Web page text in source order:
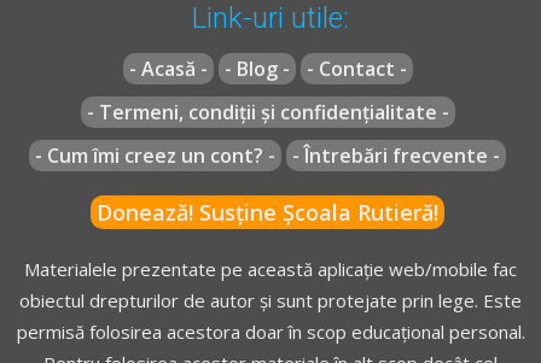
Link-uri utile:
- Acasă - - Blog -
- Contact -
- Termeni, condiții și confidențialitate -
- Cum îmi creez un cont? -
- Întrebări frecvente -
Donează! Susține Școala Rutieră!
Materialele prezentate pe această aplicație web/mobile fac
obiectul drepturilor de autor și sunt protejate prin lege. Este
permisă folosirea acestora doar în scop educațional personal.